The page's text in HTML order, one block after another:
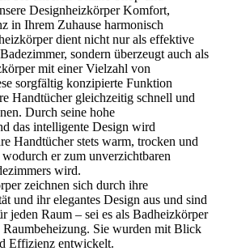
Designheizkörper Komfort,
in Ihrem Zuhause harmonisch
dient nicht nur als effektive
sondern überzeugt auch als
mit einer Vielzahl von
sorgfältig konzipierte Funktion
Handtücher gleichzeitig schnell und
Durch seine hohe
das intelligente Design wird
Handtücher stets warm, trocken und
er zum unverzichtbaren
wird.
zeichnen sich durch ihre
und ihr elegantes Design aus und sind
jeden Raum – sei es als Badheizkörper
Raumbeheizung. Sie wurden mit Blick
Effizienz entwickelt.